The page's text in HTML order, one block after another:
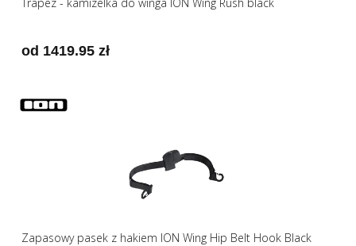
od 1419.95 zł
Zapasowy pasek z hakiem ION Wing Hip Belt Hook Black